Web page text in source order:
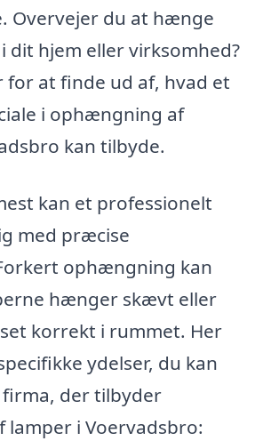
Overvejer du at hænge
dit hjem eller virksomhed?
for at finde ud af, hvad et
i ophængning af
kan tilbyde.
kan et professionelt
med præcise
ophængning kan
hænger skævt eller
korrekt i rummet. Her
ydelser, du kan
der tilbyder
i Voervadsbro: